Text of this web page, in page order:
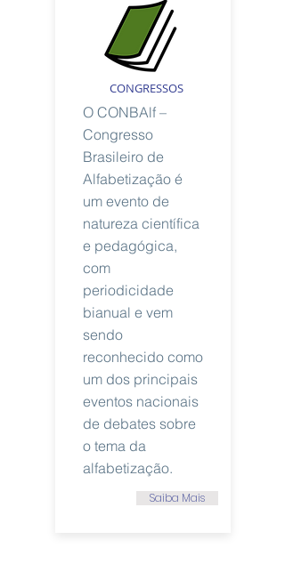
CONGRESSOS
O CONBAlf –
Congresso
Brasileiro de
Alfabetização é
um evento de
natureza científica
e pedagógica,
com
periodicidade
bianual e vem
sendo
reconhecido como
um dos principais
eventos nacionais
de debates sobre
o tema da
alfabetização.
Saiba Mais